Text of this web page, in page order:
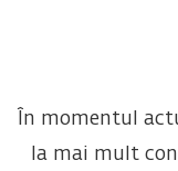
În momentul
la mai mult